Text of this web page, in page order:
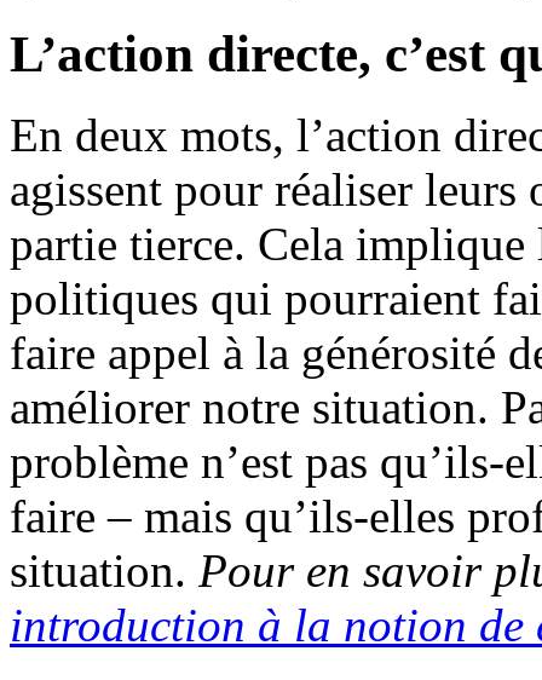
L’action directe, c’est
En deux mots, l’action
agissent pour réaliser
partie tierce. Cela implique
politiques qui pourraient
faire appel à la générosité
améliorer notre situation.
problème n’est pas qu’ils-
faire – mais qu’ils-elles
situation. Pour en savoir
introduction à la notion de